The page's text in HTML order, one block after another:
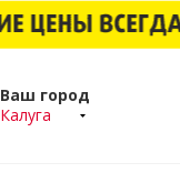
Ваш город
Калуга